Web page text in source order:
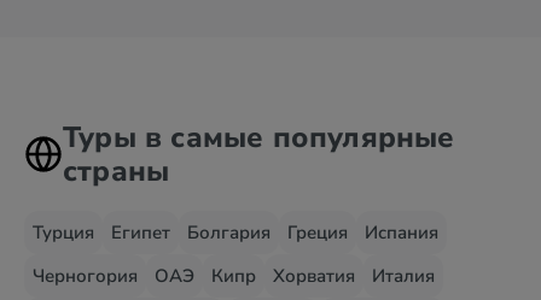
Туры в самые популярные
страны
Турция Египет Болгария Греция
Испания
Черногория
ОАЭ Кипр Хорватия
Италия